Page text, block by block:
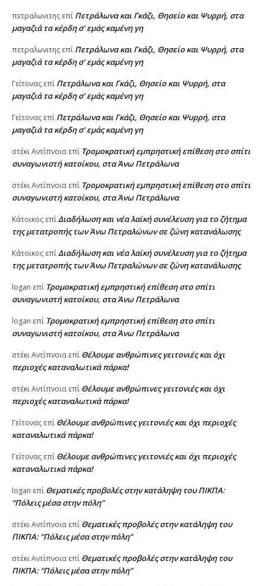
πετραλωνιτης επί Πετράλωνα και Γκάζι, Θησείο και Ψυρρή, στα
μαγαζιά τα κέρδη σ’ εμάς καμένη γη
πετραλωνιτης επί Πετράλωνα και Γκάζι, Θησείο και Ψυρρή, στα
μαγαζιά τα κέρδη σ’ εμάς καμένη γη
Γείτονας επί Πετράλωνα και Γκάζι, Θησείο και Ψυρρή, στα
μαγαζιά τα κέρδη σ’ εμάς καμένη γη
Γείτονας επί Πετράλωνα και Γκάζι, Θησείο και Ψυρρή, στα
μαγαζιά τα κέρδη σ’ εμάς καμένη γη
στέκι Αντίπνοια επί Τρομοκρατική εμπρηστική επίθεση στο σπίτι
συναγωνιστή κατοίκου, στα Άνω Πετράλωνα
στέκι Αντίπνοια επί Τρομοκρατική εμπρηστική επίθεση στο σπίτι
συναγωνιστή κατοίκου, στα Άνω Πετράλωνα
Κάτοικος επίΔιαδήλωση και νέα λαϊκή συνέλευση για το ζήτημα
της μετατροπής των Άνω Πετραλώνων σε ζώνη κατανάλωσης
Κάτοικος επίΔιαδήλωση και νέα λαϊκή συνέλευση για το ζήτημα
της μετατροπής των Άνω Πετραλώνων σε ζώνη κατανάλωσης
logan επί Τρομοκρατική εμπρηστική επίθεση στο σπίτι
συναγωνιστή κατοίκου, στα Άνω Πετράλωνα
logan επί Τρομοκρατική εμπρηστική επίθεση στο σπίτι
συναγωνιστή κατοίκου, στα Άνω Πετράλωνα
στέκι Αντίπνοια επί Θέλουμε ανθρώπινες γειτονιές και όχι
περιοχές καταναλωτικά πάρκα!
στέκι Αντίπνοια επί Θέλουμε ανθρώπινες γειτονιές και όχι
περιοχές καταναλωτικά πάρκα!
Γείτονας επί Θέλουμε ανθρώπινες γειτονιές και όχι περιοχές
καταναλωτικά πάρκα!
Γείτονας επί Θέλουμε ανθρώπινες γειτονιές και όχι περιοχές
καταναλωτικά πάρκα!
logan επί Θεματικές προβολές στην κατάληψη του ΠΙΚΠΑ:
“Πόλεις μέσα στην πόλη”
στέκι Αντίπνοια επί Θεματικές προβολές στην κατάληψη του
ΠΙΚΠΑ: “Πόλεις μέσα στην πόλη”
στέκι Αντίπνοια επί Θεματικές προβολές στην κατάληψη του
ΠΙΚΠΑ: “Πόλεις μέσα στην πόλη”